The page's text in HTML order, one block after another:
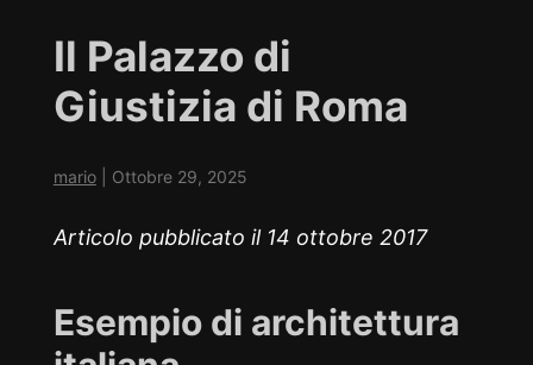
Il Palazzo di
Giustizia di Roma
mario Ottobre 29, 2025
Articolo pubblicato il 14 ottobre 2017
Esempio di architettura